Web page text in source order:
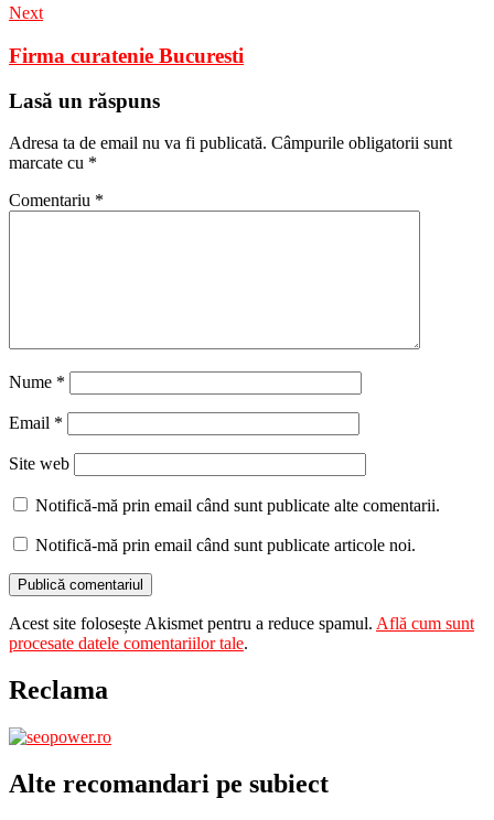
Next
Firma curatenie Bucuresti
Lasă un răspuns
Adresa ta de email nu va fi publicată. Câmpurile obligatorii sunt
marcate cu *
Comentariu *
Nume *
Email *
Site web
Notifică-mă prin email când sunt publicate alte comentarii.
Notifică-mă prin email când sunt publicate articole noi.
Acest site folosește Akismet pentru a reduce spamul. Află cum sunt
procesate datele comentariilor tale.
Reclama
Alte recomandari pe subiect